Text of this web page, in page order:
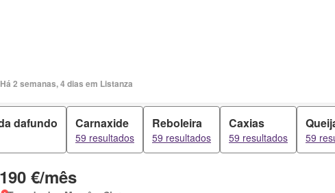
Há 2 semanas, 4 dias em Listanza
dafundo Carnaxide
59 resultados
Reboleira
59 resultados
Caxias
59 resultados 59
190 €/mês